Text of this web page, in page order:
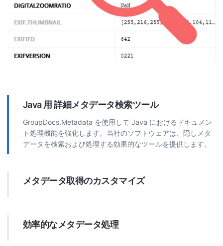
Java 用 詳細メタデータ検索ツール
GroupDocs.Metadata を使用して Java におけるドキュメン
ト処理機能を強化します。当社のソフトウェアは、隠しメタ
データを検索および処理する効果的なツールを提供します。
メタデータ取得のカスタマイズ
き、必要な情報を確実に取得できます。
効率的なメタデータ処理